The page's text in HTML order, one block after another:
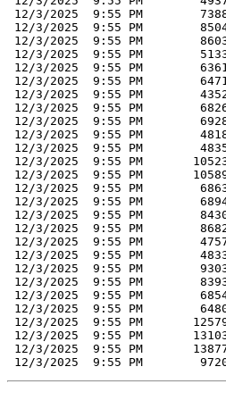
12/3/2025  9:55 PM
12/3/2025  9:55 PM
12/3/2025  9:55 PM
12/3/2025  9:55 PM
12/3/2025  9:55 PM
12/3/2025  9:55 PM
12/3/2025  9:55 PM
12/3/2025  9:55 PM
12/3/2025  9:55 PM
12/3/2025  9:55 PM
12/3/2025  9:55 PM
12/3/2025  9:55 PM
12/3/2025  9:55 PM
12/3/2025  9:55 PM
12/3/2025  9:55 PM
12/3/2025  9:55 PM
12/3/2025  9:55 PM
12/3/2025  9:55 PM
12/3/2025  9:55 PM
12/3/2025  9:55 PM
12/3/2025  9:55 PM
12/3/2025  9:55 PM
12/3/2025  9:55 PM
12/3/2025  9:55 PM
12/3/2025  9:55 PM
12/3/2025  9:55 PM
12/3/2025  9:55 PM